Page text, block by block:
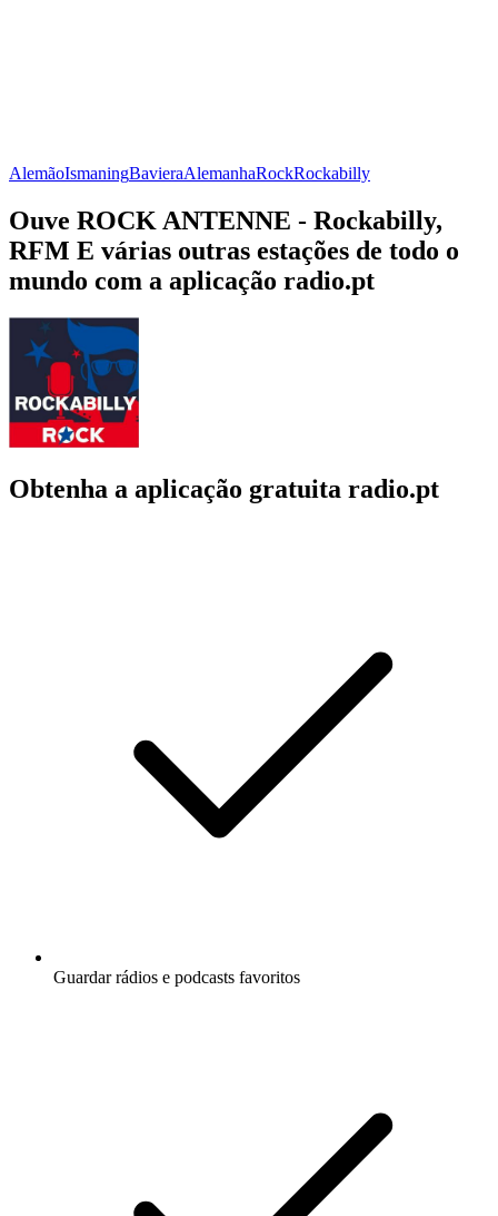
AlemãoIsmaningBavieraAlemanhaRockRockabilly
Ouve ROCK ANTENNE - Rockabilly,
RFM E várias outras estações de todo o
mundo com a aplicação radio.pt
Obtenha a aplicação gratuita radio.pt
Guardar rádios e podcasts favoritos